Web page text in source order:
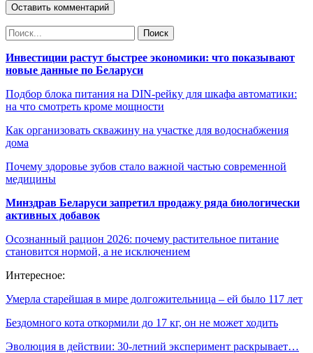
Инвестиции растут быстрее экономики: что показывают
новые данные по Беларуси
Подбор блока питания на DIN-рейку для шкафа автоматики:
на что смотреть кроме мощности
Как организовать скважину на участке для водоснабжения
дома
Почему здоровье зубов стало важной частью современной
медицины
Минздрав Беларуси запретил продажу ряда биологически
активных добавок
Осознанный рацион 2026: почему растительное питание
становится нормой, а не исключением
Интересное:
Умерла старейшая в мире долгожительница – ей было 117 лет
Бездомного кота откормили до 17 кг, он не может ходить
Эволюция в действии: 30-летний эксперимент раскрывает…